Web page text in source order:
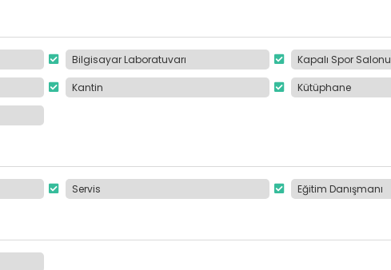
Bilgisayar Laboratuvarı Kapalı Spor Salonu
Kantin Kütüphane
Servis Eğitim Danışmanı